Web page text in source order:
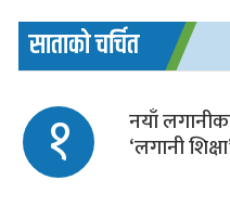
साताको चर्चित
१ नयाँ
‘लगानी